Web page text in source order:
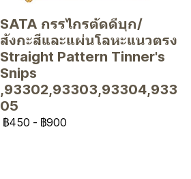
SATA กรรไกรตัดดีบุก/
สังกะสีและแผ่นโลหะแนวตรง
Straight Pattern Tinner's
Snips
,93302,93303,93304,933
05
฿450 - ฿900